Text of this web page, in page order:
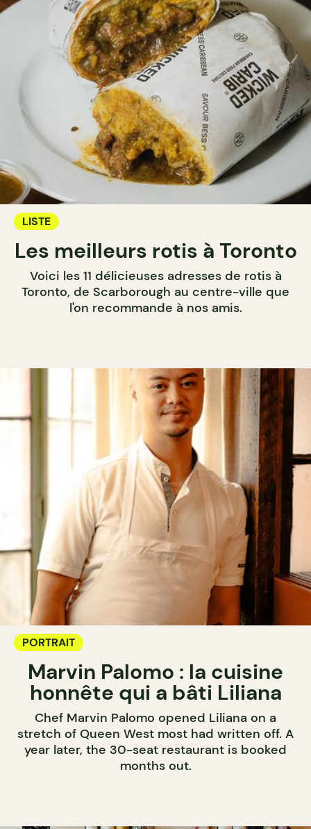
LISTE
Les meilleurs rotis à Toronto
Voici les 11 délicieuses adresses de rotis à
Toronto, de Scarborough au centre-ville que
l'on recommande à nos amis.
PORTRAIT
Marvin Palomo : la cuisine
honnête qui a bâti Liliana
Chef Marvin Palomo opened Liliana on a
stretch of Queen West most had written off. A
year later, the 30-seat restaurant is booked
months out.